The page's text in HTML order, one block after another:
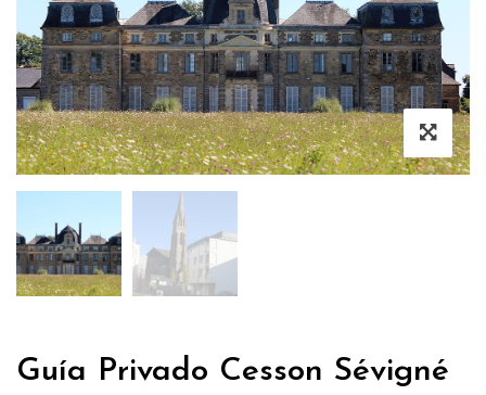
Guía Privado Cesson Sévigné